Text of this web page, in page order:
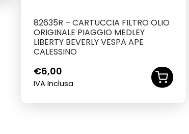
82635R – CARTUCCIA FILTRO OLIO
ORIGINALE PIAGGIO MEDLEY
LIBERTY BEVERLY VESPA APE
CALESSINO
€6,00
IVA Inclusa